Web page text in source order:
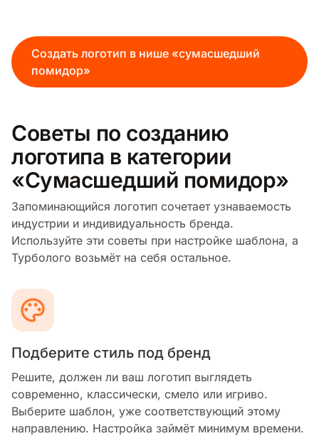
Создать логотип в нише «сумасшедший
помидор»
Советы по созданию
логотипа в категории
«Сумасшедший помидор»
Запоминающийся логотип сочетает узнаваемость
индустрии и индивидуальность бренда.
Используйте эти советы при настройке шаблона, а
Турболого возьмёт на себя остальное.
Подберите стиль под бренд
Решите, должен ли ваш логотип выглядеть
современно, классически, смело или игриво.
Выберите шаблон, уже соответствующий этому
направлению. Настройка займёт минимум времени.